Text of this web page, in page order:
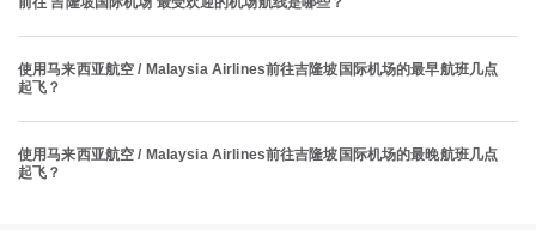
使用马来西亚航空 / Malaysia Airlines前往吉隆坡国际机场的最早航班几点
起飞？
使用马来西亚航空 / Malaysia Airlines前往吉隆坡国际机场的最晚航班几点
起飞？